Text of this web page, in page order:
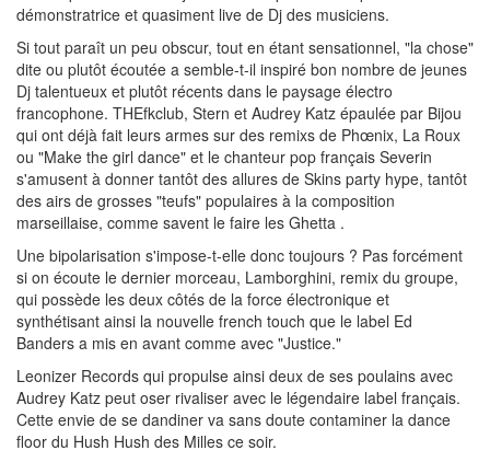
démonstratrice et quasiment live de Dj des musiciens.
Si tout paraît un peu obscur, tout en étant sensationnel, "la chose"
dite ou plutôt écoutée a semble-t-il inspiré bon nombre de jeunes
Dj talentueux et plutôt récents dans le paysage électro
francophone. THEfkclub, Stern et Audrey Katz épaulée par Bijou
qui ont déjà fait leurs armes sur des remixs de Phœnix, La Roux
ou "Make the girl dance" et le chanteur pop français Severin
s'amusent à donner tantôt des allures de Skins party hype, tantôt
des airs de grosses "teufs" populaires à la composition
marseillaise, comme savent le faire les Ghetta .
Une bipolarisation s'impose-t-elle donc toujours ? Pas forcément
si on écoute le dernier morceau, Lamborghini, remix du groupe,
qui possède les deux côtés de la force électronique et
synthétisant ainsi la nouvelle french touch que le label Ed
Banders a mis en avant comme avec "Justice."
Leonizer Records qui propulse ainsi deux de ses poulains avec
Audrey Katz peut oser rivaliser avec le légendaire label français.
Cette envie de se dandiner va sans doute contaminer la dance
floor du Hush Hush des Milles ce soir.